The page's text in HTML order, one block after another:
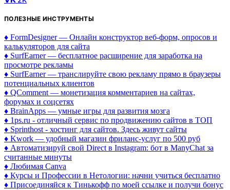
ПОЛЕЗНЫЕ ИНСТРУМЕНТЫ
♦ FormDesigner — Онлайн конструктор веб-форм, опросов и
калькуляторов для сайта
♦ SurfEarner — бесплатное расширение для заработка на
просмотре рекламы
♦ SurfEarner — транслируйте свою рекламу прямо в браузеры
потенциальных клиентов
♦ QComment — монетизация комментариев на сайтах,
форумах и соцсетях
♦ BrainApps — умные игры для развития мозга
♦ 1ps.ru - отличный сервис по продвижению сайтов в ТОП
♦ Sprinthost - хостинг для сайтов. Здесь живут сайты
♦ Kwork — удобный магазин фриланс-услуг по 500 руб
♦ Автоматизируй свой Direct в Instagram: бот в ManyChat за
считанные минуты
♦ Любимая Canva
♦ Курсы и Профессии в Нетологии: начни учиться бесплатно
♦ Присоединяйся к Тинькофф по моей ссылке и получи бонус